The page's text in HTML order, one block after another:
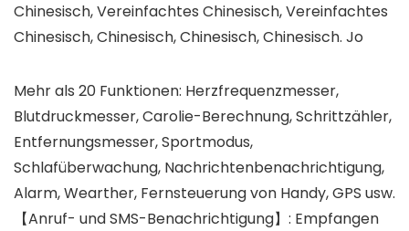
Chinesisch, Vereinfachtes Chinesisch, Vereinfachtes
Chinesisch, Chinesisch, Chinesisch, Chinesisch. Jo
Mehr als 20 Funktionen: Herzfrequenzmesser,
Blutdruckmesser, Carolie-Berechnung, Schrittzähler,
Entfernungsmesser, Sportmodus,
Schlafüberwachung, Nachrichtenbenachrichtigung,
Alarm, Wearther, Fernsteuerung von Handy, GPS usw.
【Anruf- und SMS-Benachrichtigung】: Empfangen